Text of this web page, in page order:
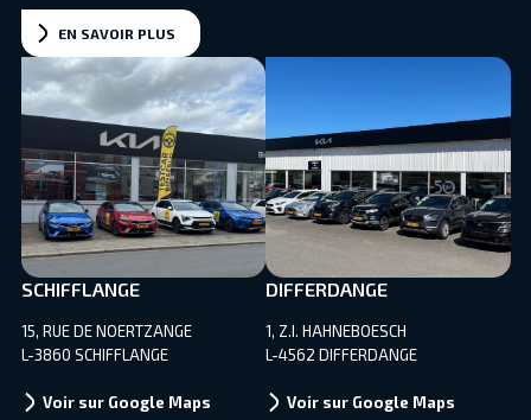
SCHIFFLANGE
15, RUE DE NOERTZANGE
L-3860 SCHIFFLANGE
Voir sur Google Maps
DIFFERDANGE
1, Z.I. HAHNEBOESCH
L-4562 DIFFERDANGE
Voir sur Google Maps
EN SAVOIR PLUS